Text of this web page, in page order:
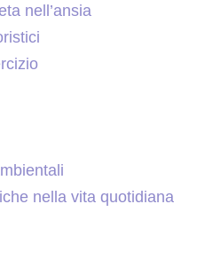
nell’ansia
nella vita quotidiana